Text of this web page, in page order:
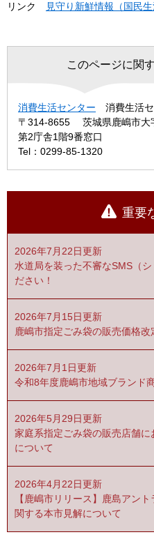
リンク 見守り新鮮情報（国民生
このページに関
消費生活センター
消費生活
〒314-8655
茨城県鹿嶋市大
第2庁舎1階9番窓口
Tel：0299-85-1320
重要
2026年7月22日更新
水道局を装った不審なSMS（
ださい！
2026年7月15日更新
鹿嶋市指定ごみ袋の販売価格改
2026年7月1日更新
令和8年度鹿嶋市地域ブランド
2026年5月29日更新
家庭系指定ごみ袋の販売店舗
について
2026年4月22日更新
【鹿嶋市リリース】鹿島アン
関する本市見解について